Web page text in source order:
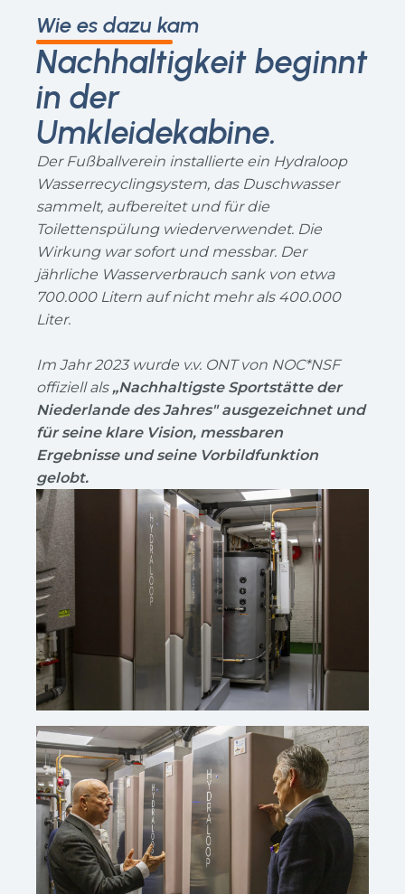
Wie es dazu kam
Nachhaltigkeit beginnt
in der
Umkleidekabine.
Der Fußballverein installierte ein Hydraloop
Wasserrecyclingsystem, das Duschwasser
sammelt, aufbereitet und für die
Toilettenspülung wiederverwendet. Die
Wirkung war sofort und messbar. Der
jährliche Wasserverbrauch sank von etwa
700.000 Litern auf nicht mehr als 400.000
Liter.
Im Jahr 2023 wurde v.v. ONT von NOC*NSF
offiziell als „Nachhaltigste Sportstätte der
Niederlande des Jahres" ausgezeichnet und
für seine klare Vision, messbaren
Ergebnisse und seine Vorbildfunktion
gelobt.